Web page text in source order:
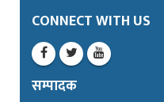
CONNECT WITH US
सम्पादक